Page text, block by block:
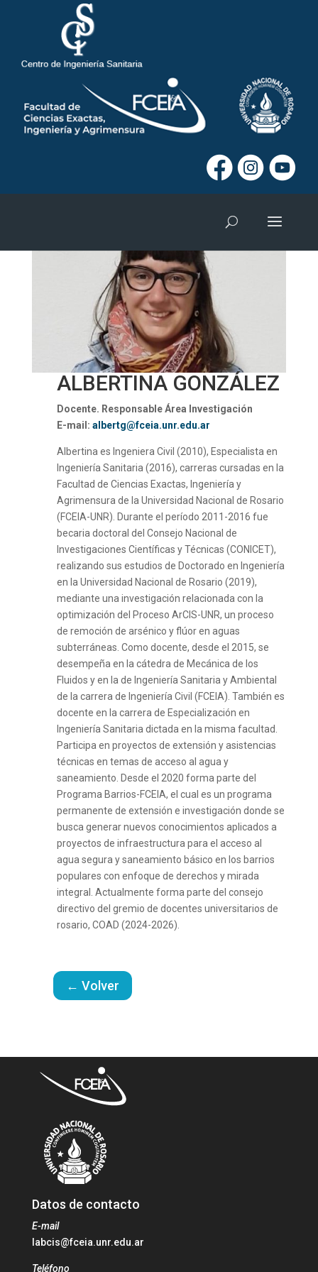
ALBERTINA GONZÁLEZ
Docente. Responsable Área Investigación
E-mail: albertg@fceia.unr.edu.ar
Albertina es Ingeniera Civil (2010), Especialista en
Ingeniería Sanitaria (2016), carreras cursadas en la
Facultad de Ciencias Exactas, Ingeniería y
Agrimensura de la Universidad Nacional de Rosario
(FCEIA-UNR). Durante el período 2011-2016 fue
becaria doctoral del Consejo Nacional de
Investigaciones Científicas y Técnicas (CONICET),
realizando sus estudios de Doctorado en Ingeniería
en la Universidad Nacional de Rosario (2019),
mediante una investigación relacionada con la
optimización del Proceso ArCIS-UNR, un proceso
de remoción de arsénico y flúor en aguas
subterráneas. Como docente, desde el 2015, se
desempeña en la cátedra de Mecánica de los
Fluidos y en la de Ingeniería Sanitaria y Ambiental
de la carrera de Ingeniería Civil (FCEIA). También es
docente en la carrera de Especialización en
Ingeniería Sanitaria dictada en la misma facultad.
Participa en proyectos de extensión y asistencias
técnicas en temas de acceso al agua y
saneamiento. Desde el 2020 forma parte del
Programa Barrios-FCEIA, el cual es un programa
permanente de extensión e investigación donde se
busca generar nuevos conocimientos aplicados a
proyectos de infraestructura para el acceso al
agua segura y saneamiento básico en los barrios
populares con enfoque de derechos y mirada
integral. Actualmente forma parte del consejo
directivo del gremio de docentes universitarios de
rosario, COAD (2024-2026).
← Volver
Datos de contacto
E-mail
labcis@fceia.unr.edu.ar
Teléfono